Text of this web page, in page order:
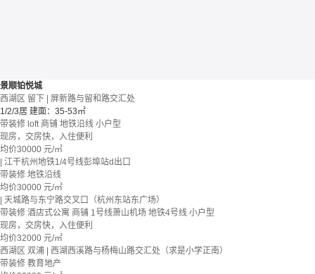
景顺铂悦城
西湖区 留下 | 屏新路与留和路交汇处
1/2/3居 建面：35-53㎡
带装修 loft 商铺 地铁沿线 小户型
现房，交房快，入住便利
均价30000 元/㎡
| 江干杭州地铁1/4号线彭埠站d出口
带装修 地铁沿线
均价30000 元/㎡
| 天城路与东宁路交叉口（杭州东站东广场）
带装修 酒店式公寓 商铺 1号线萧山机场 地铁4号线 小户型
现房，交房快，入住便利
均价32000 元/㎡
西湖区 双浦 | 西湖西溪路与杨梅山路交汇处（求是小学正南）
带装修 教育地产